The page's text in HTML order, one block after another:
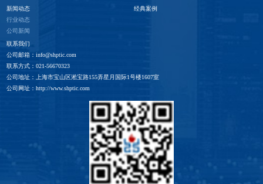
新闻动态
行业动态
公司新闻
经典案例
联系我们
公司邮箱：info@shptic.com
联系方式：021-56670323
公司地址：上海市宝山区淞宝路155弄星月国际1号楼1607室
公司网址：http://www.shptic.com